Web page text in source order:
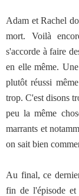
Adam et Rachel
mort. Voilà
s'accorde à faire
en elle même.
plutôt réussi
trop. C'est disons
peu la même
marrants et
on sait bien
Au final, ce
fin de l'épisode